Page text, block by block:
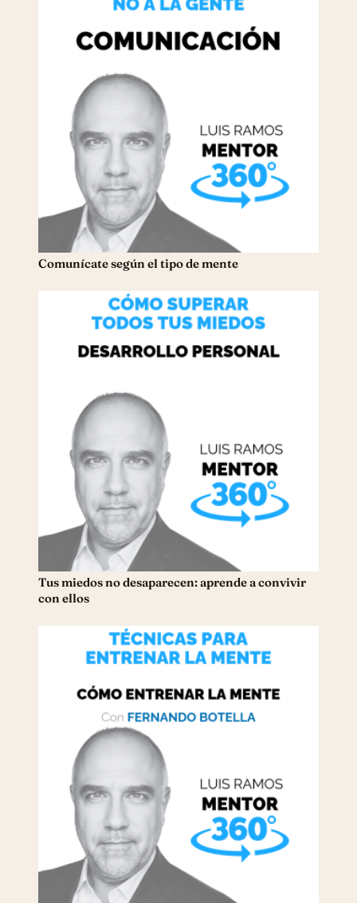
Comunícate según el tipo de mente
Tus miedos no desaparecen: aprende a convivir
con ellos